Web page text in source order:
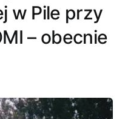
w Pile przy
– obecnie